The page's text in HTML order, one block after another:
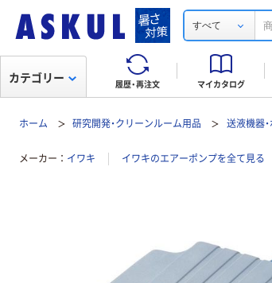
すべて
履歴・再注文 マイカタログ
カテゴリー
ホーム 研究開発・クリーンルーム用品 送液機器
メーカー イワキ イワキのエアーポンプを全て見る